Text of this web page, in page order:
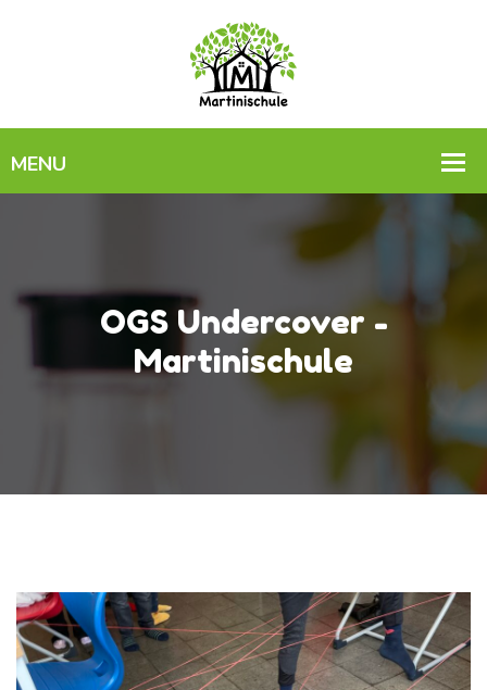
OGS Undercover -
Martinischule